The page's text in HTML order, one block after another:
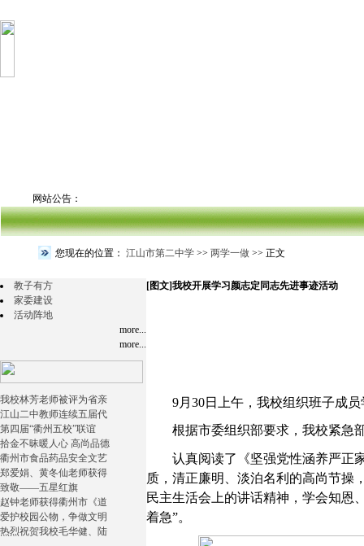
网站公告：
您现在的位置： 江山市第二中学>> 两学一做>> 正文
教子有方
家委建设
活动阵地
more...
more...
我校林芳老师被评为省亲
江山二中教师连续五届代
第四届“衢州五校”联谊
拾金不昧暖人心 高尚品德
衢州市食品药品安全文艺
郑爱娟、黄冬仙老师获得
致敬——五星红旗
赵钟老师获得衢州市《道
爱护校园公物，争做文明
热烈祝贺我校毛华健、陆
[图文]我校开展学习颜志定同志先进事迹活动
9月 30日上午，我校组织班子成
根据市委组织部要求，我校紧急
认真阅读了《坚强党性涵养严正
质，清正廉明、淡泊名利的高尚节操
民主生活会上的讲话精神，学会知恩
着急”。